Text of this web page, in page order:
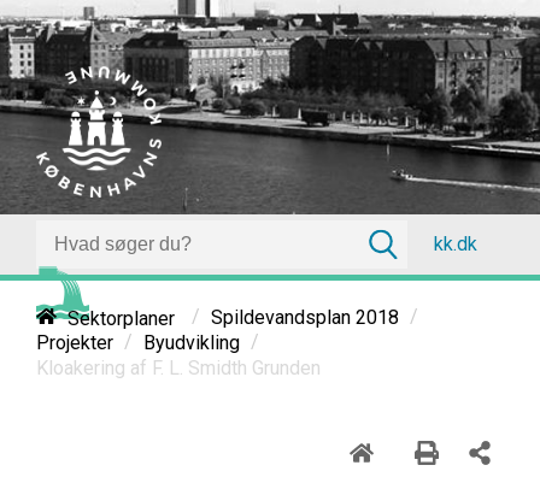
kk.dk
Sektorplaner / Spildevandsplan 2018 /
Projekter / Byudvikling /
Kloakering af F. L. Smidth Grunden